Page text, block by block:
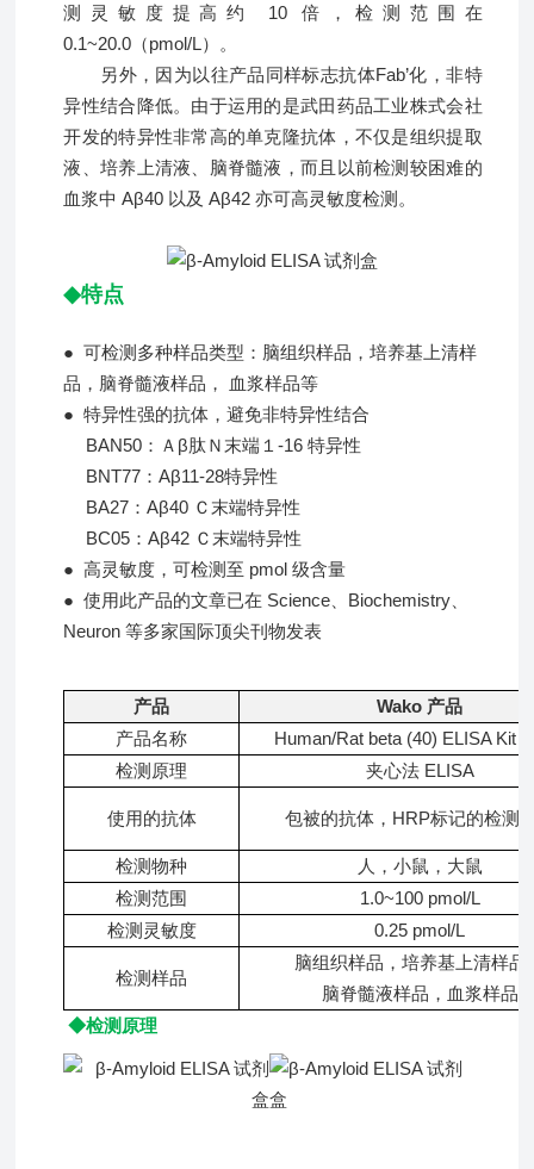
测灵敏度提高约 10 倍，检测范围在
0.1~20.0（pmol/L）。
另外，因为以往产品同样标志抗体Fab’化，非特
异性结合降低。由于运用的是武田药品工业株式会社
开发的特异性非常高的单克隆抗体，不仅是组织提取
液、培养上清液、脑脊髓液，而且以前检测较困难的
血浆中 Aβ40 以及 Aβ42 亦可高灵敏度检测。
◆特点
● 可检测多种样品类型：脑组织样品，培养基上清样
品，脑脊髓液样品， 血浆样品等
● 特异性强的抗体，避免非特异性结合
BAN50：Ａβ肽Ｎ末端１-16 特异性
BNT77：Aβ11-28特异性
BA27：Aβ40 Ｃ末端特异性
BC05：Aβ42 Ｃ末端特异性
● 高灵敏度，可检测至 pmol 级含量
● 使用此产品的文章已在 Science、Biochemistry、
Neuron 等多家国际顶尖刊物发表
产品
Wako 产品
产品名称
Human/Rat beta (40) ELISA Kit
检测原理
夹心法 ELISA
使用的抗体 包被的抗体，HRP标记的检测
检测物种
人，小鼠，大鼠
检测范围
1.0~100 pmol/L
检测灵敏度
0.25 pmol/L
检测样品
脑组织样品，培养基上清样品
脑脊髓液样品，血浆样品
◆检测原理